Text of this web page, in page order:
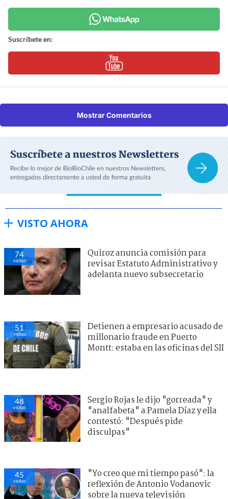
Suscríbete en:
Mostrar Comentarios
VISTO AHORA
74
visitas
Quiroz anuncia comisión para
revisar Estatuto Administrativo y
adelanta nuevo subsecretario
51
visitas
Detienen a empresario acusado de
millonario fraude en Puerto
Montt: estaba en las oficinas del SII
48
visitas
Sergio Rojas le dijo "gorreada" y
"analfabeta" a Pamela Díaz y ella
contestó: "Después pide
disculpas"
45
visitas
"Yo creo que mi tiempo pasó": la
reflexión de Antonio Vodanovic
sobre la nueva televisión